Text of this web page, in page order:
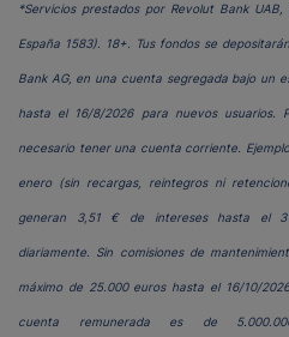
*Servicios prestados por Revolut Bank
España 1583). 18+. Tus fondos se
Bank AG, en una cuenta segregada bajo un
hasta el 16/8/2026 para nuevos usuarios.
necesario tener una cuenta corriente.
enero (sin recargas, reintegros ni
generan 3,51 € de intereses hasta el
diariamente. Sin comisiones de
máximo de 25.000 euros hasta el 16/10/
cuenta remunerada es de